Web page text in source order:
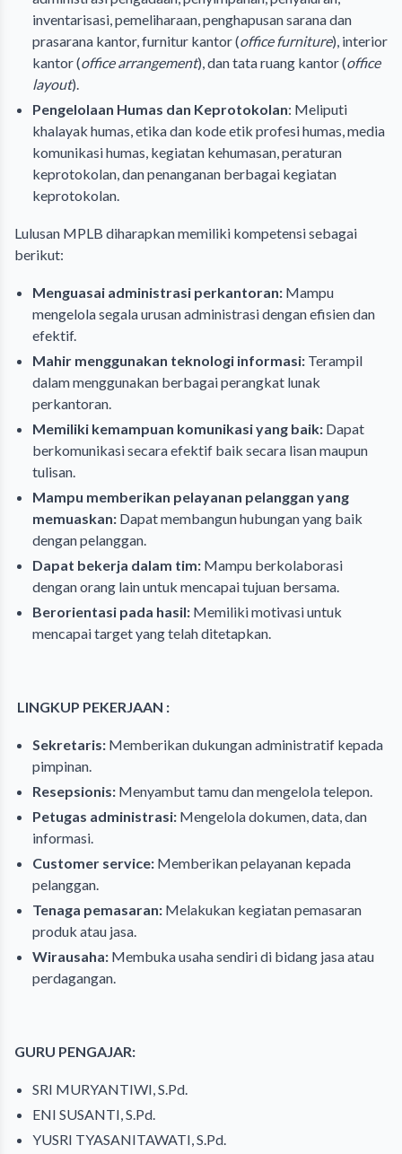
inventarisasi, pemeliharaan, penghapusan sarana dan
prasarana kantor, furnitur kantor (office furniture), interior
kantor (office arrangement), dan tata ruang kantor (office
layout).
Pengelolaan Humas dan Keprotokolan: Meliputi
khalayak humas, etika dan kode etik profesi humas, media
komunikasi humas, kegiatan kehumasan, peraturan
keprotokolan, dan penanganan berbagai kegiatan
keprotokolan.
Lulusan MPLB diharapkan memiliki kompetensi sebagai
berikut:
Menguasai administrasi perkantoran: Mampu
mengelola segala urusan administrasi dengan efisien dan
efektif.
Mahir menggunakan teknologi informasi: Terampil
dalam menggunakan berbagai perangkat lunak
perkantoran.
Memiliki kemampuan komunikasi yang baik: Dapat
berkomunikasi secara efektif baik secara lisan maupun
tulisan.
Mampu memberikan pelayanan pelanggan yang
memuaskan: Dapat membangun hubungan yang baik
dengan pelanggan.
Dapat bekerja dalam tim: Mampu berkolaborasi
dengan orang lain untuk mencapai tujuan bersama.
Berorientasi pada hasil: Memiliki motivasi untuk
mencapai target yang telah ditetapkan.
LINGKUP PEKERJAAN :
Sekretaris: Memberikan dukungan administratif kepada
pimpinan.
Resepsionis: Menyambut tamu dan mengelola telepon.
Petugas administrasi: Mengelola dokumen, data, dan
informasi.
Customer service: Memberikan pelayanan kepada
pelanggan.
Tenaga pemasaran: Melakukan kegiatan pemasaran
produk atau jasa.
Wirausaha: Membuka usaha sendiri di bidang jasa atau
perdagangan.
GURU PENGAJAR:
SRI MURYANTIWI, S.Pd.
ENI SUSANTI, S.Pd.
YUSRI TYASANITAWATI, S.Pd.